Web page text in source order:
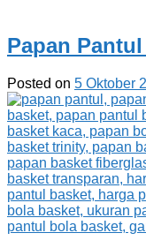
Papan
Posted on 5 Oktober